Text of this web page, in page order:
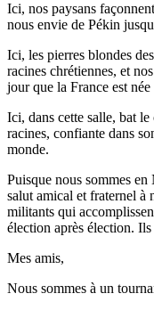
Ici, nos paysans
nous envie de Pékin
Ici, les pierres blondes
racines chrétiennes, et
jour que la France est
Ici, dans cette salle, bat
racines, confiante dans
monde.
Puisque nous sommes
salut amical et fraternel à
militants qui
élection après élection.
Mes amis,
Nous sommes à un